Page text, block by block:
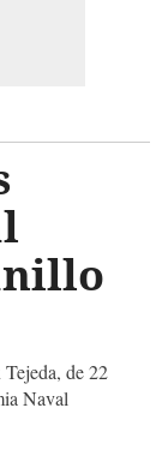
de 22
Naval